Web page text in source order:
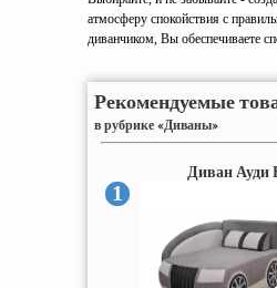
атмосферу спокойствия с
диванчиком, Вы обеспечиваете
Рекомендуемые
в рубрике «Диваны»
Диван Ауди
1